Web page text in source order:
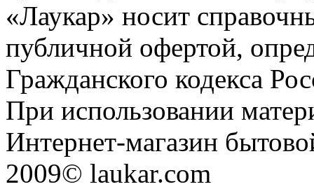
«Лаукар» носит
публичной офертой,
Гражданского кодекса
При использовании
Интернет-магазин
2009© laukar.com